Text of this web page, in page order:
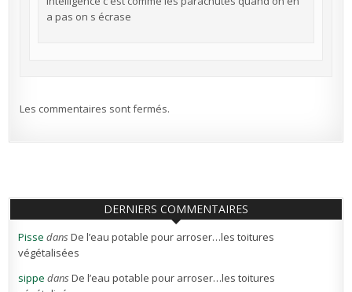
a pas on s écrase
Les commentaires sont fermés.
DERNIERS COMMENTAIRES
Pisse dansDe l’eau potable pour arroser…les toitures
végétalisées
sippe dansDe l’eau potable pour arroser…les toitures